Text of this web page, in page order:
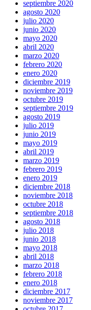
septiembre 2020
agosto 2020
julio 2020
junio 2020
mayo 2020
abril 2020
marzo 2020
febrero 2020
enero 2020
diciembre 2019
noviembre 2019
octubre 2019
septiembre 2019
agosto 2019
julio 2019
junio 2019
mayo 2019
abril 2019
marzo 2019
febrero 2019
enero 2019
diciembre 2018
noviembre 2018
octubre 2018
septiembre 2018
agosto 2018
julio 2018
junio 2018
mayo 2018
abril 2018
marzo 2018
febrero 2018
enero 2018
diciembre 2017
noviembre 2017